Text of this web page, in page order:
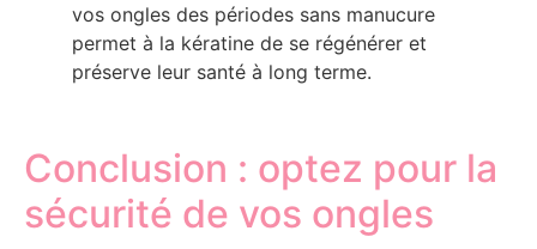
vos ongles des périodes sans manucure
permet à la kératine de se régénérer et
préserve leur santé à long terme.
Conclusion : optez pour la
sécurité de vos ongles